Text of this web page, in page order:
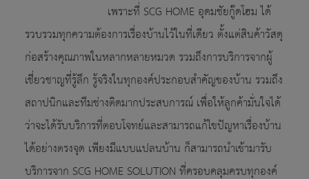
เพราะที่ SCG HOME อุดมชัยกู๊ดโฮม ได้
รวบรวมทุกความต้องการเรื่องบ้านไว้ในที่เดียว ตั้งแต่สินค้าวัสดุ
ก่อสร้างคุณภาพในหลากหลายหมวด รวมถึงการบริการจากผู้
เชี่ยวชาญที่รู้ลึก รู้จริงในทุกองค์ประกอบสำคัญของบ้าน รวมถึง
สถาปนิกและทีมช่างติดมากประสบการณ์ เพื่อให้ลูกค้ามั่นใจได้
ว่าจะได้รับบริการที่ตอบโจทย์และสามารถแก้ไขปัญหาเรื่องบ้าน
ได้อย่างตรงจุด เพียงมีแบบแปลนบ้าน ก็สามารถนำเข้ามารับ
บริการจาก SCG HOME SOLUTION ที่ครอบคลุมครบทุกองค์